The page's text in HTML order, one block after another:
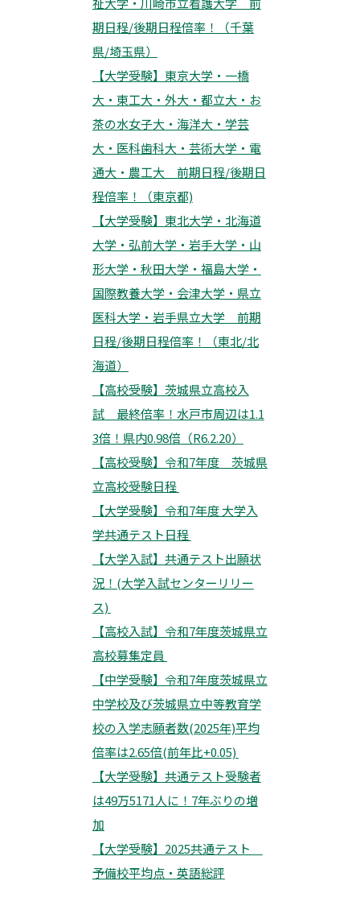
期日程/後期日程倍率！（千葉
県/埼玉県）
【大学受験】東京大学・一橋
大・東工大・外大・都立大・お
茶の水女子大・海洋大・学芸
大・医科歯科大・芸術大学・電
通大・農工大 前期日程/後期日
程倍率！（東京都)
【大学受験】東北大学・北海道
大学・弘前大学・岩手大学・山
形大学・秋田大学・福島大学・
国際教養大学・会津大学・県立
医科大学・岩手県立大学 前期
日程/後期日程倍率！（東北/北
海道）
【高校受験】茨城県立高校入
試 最終倍率！水戸市周辺は1.1
3倍！県内0.98倍（R6.2.20）
【高校受験】令和7年度 茨城県
立高校受験日程
【大学受験】令和7年度 大学入
学共通テスト日程
【大学入試】共通テスト出願状
況！(大学入試センターリリー
ス)
【高校入試】令和7年度茨城県立
高校募集定員
【中学受験】令和7年度茨城県立
中学校及び茨城県立中等教育学
校の入学志願者数(2025年)平均
倍率は2.65倍(前年比+0.05)
【大学受験】共通テスト受験者
は49万5171人に！7年ぶりの増
加
【大学受験】2025共通テスト
予備校平均点・英語総評